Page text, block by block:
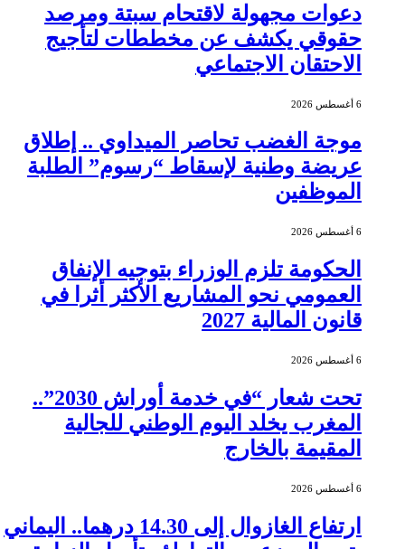
دعوات مجهولة لاقتحام سبتة ومرصد
حقوقي يكشف عن مخططات لتأجيج
الاحتقان الاجتماعي
موجة الغضب تحاصر الميداوي .. إطلاق
عريضة وطنية لإسقاط “رسوم” الطلبة
الموظفين
الحكومة تلزم الوزراء بتوجيه الإنفاق
العمومي نحو المشاريع الأكثر أثرا في
قانون المالية 2027
تحت شعار “في خدمة أوراش 2030”..
المغرب يخلد اليوم الوطني للجالية
المقيمة بالخارج
ارتفاع الغازوال إلى 14.30 درهما.. اليماني